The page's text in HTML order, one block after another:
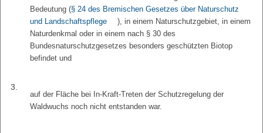
Bedeutung (§ 24 des Bremischen Gesetzes über Naturschutz
und Landschaftspflege
), in einem Naturschutzgebiet, in einem
Naturdenkmal oder in einem nach § 30 des
Bundesnaturschutzgesetzes besonders geschützten Biotop
befindet und
3.
auf der Fläche bei In-Kraft-Treten der Schutzregelung der
Waldwuchs noch nicht entstanden war.